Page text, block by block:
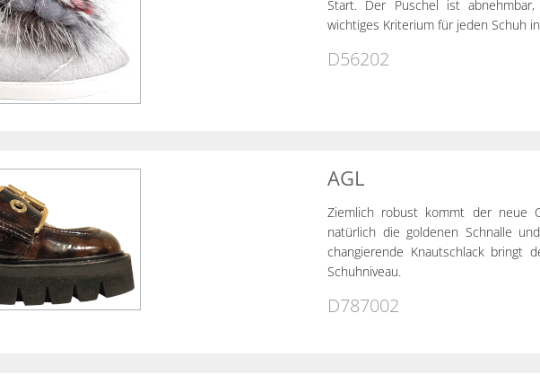
Start. Der Puschel ist
wichtiges Kriterium für jeden Schuh
D56202
AGL
Ziemlich robust kommt der neue
natürlich die goldenen Schnalle
changierende Knautschlack bringt
Schuhniveau.
D787002